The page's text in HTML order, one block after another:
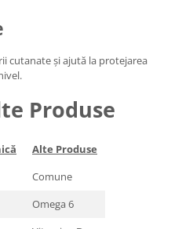
cutanate și ajută la protejarea
Produse
Alte Produse
Comune
Omega 6